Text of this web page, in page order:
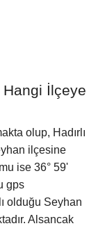
İlçeye
olup, Hadırlı
ilçesine
ise 36° 59'
gps
olduğu Seyhan
Alsancak